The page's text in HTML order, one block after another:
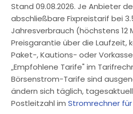
Stand 09.08.2026. Je Anbieter
abschließbare Fixpreistarif bei
Jahresverbrauch (höchstens 12
Preisgarantie über die Laufzeit,
Paket-, Kautions- oder
„Empfohlene Tarife" im
Börsenstrom-Tarife sind
ändern sich täglich,
Postleitzahl imStromrechner